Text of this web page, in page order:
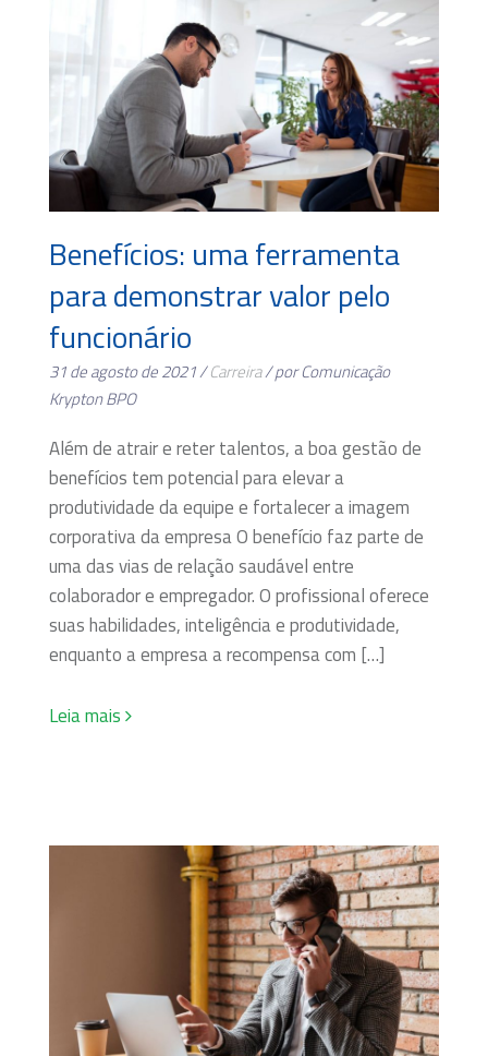
Benefícios: uma ferramenta
para demonstrar valor pelo
funcionário
31 de agosto de 2021 /Carreira/ por Comunicação
Krypton BPO
Além de atrair e reter talentos, a boa gestão de
benefícios tem potencial para elevar a
produtividade da equipe e fortalecer a imagem
corporativa da empresa O benefício faz parte de
uma das vias de relação saudável entre
colaborador e empregador. O profissional oferece
suas habilidades, inteligência e produtividade,
enquanto a empresa a recompensa com […]
Leia mais